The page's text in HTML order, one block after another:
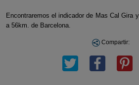
Encontraremos el indicador de Mas Cal
a 56km. de Barcelona.
Compartir: